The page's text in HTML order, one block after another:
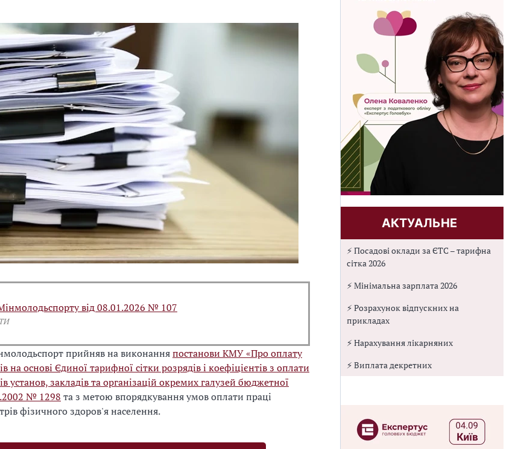
від 08.01.2026 № 107
прийняв на виконанняпостанови КМУ «Про оплату
на основі Єдиної тарифної сітки розрядів і коефіцієнтів з оплати
установ, закладів та організацій окремих галузей бюджетної
№ 1298 та з метою впорядкування умов оплати праці
фізичного здоров'я населення.
АКТУАЛЬНЕ
⚡ Посадові оклади за ЄТС – тарифна
сітка 2026
⚡ Мінімальна зарплата 2026
⚡ Розрахунок відпускних на
прикладах
⚡ Нарахування лікарняних
⚡ Виплата декретних